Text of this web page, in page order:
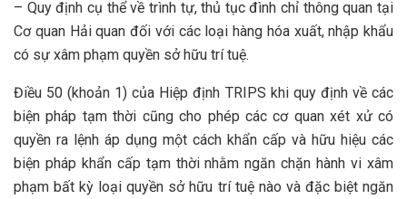
– Quy định cụ thể về trình tự, thủ tục đình chỉ thông quan tại
Cơ quan Hải quan đối với các loại hàng hóa xuất, nhập khẩu
có sự xâm phạm quyền sở hữu trí tuệ.
Điều 50 (khoản 1) của Hiệp định TRIPS khi quy định về các
biện pháp tạm thời cũng cho phép các cơ quan xét xử có
quyền ra lệnh áp dụng một cách khẩn cấp và hữu hiệu các
biện pháp khẩn cấp tạm thời nhằm ngăn chặn hành vi xâm
phạm bất kỳ loại quyền sở hữu trí tuệ nào và đặc biệt ngăn